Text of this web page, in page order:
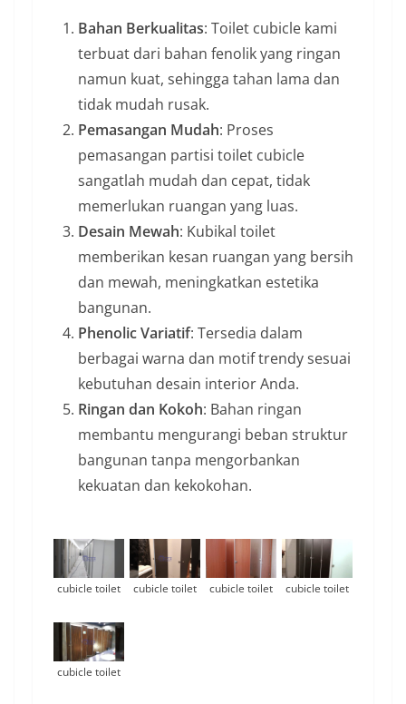
Bahan Berkualitas: Toilet cubicle kami
terbuat dari bahan fenolik yang ringan
namun kuat, sehingga tahan lama dan
tidak mudah rusak.
Pemasangan Mudah: Proses
pemasangan partisi toilet cubicle
sangatlah mudah dan cepat, tidak
memerlukan ruangan yang luas.
Desain Mewah: Kubikal toilet
memberikan kesan ruangan yang bersih
dan mewah, meningkatkan estetika
bangunan.
Phenolic Variatif: Tersedia dalam
berbagai warna dan motif trendy sesuai
kebutuhan desain interior Anda.
Ringan dan Kokoh: Bahan ringan
membantu mengurangi beban struktur
bangunan tanpa mengorbankan
kekuatan dan kekokohan.
cubicle toilet cubicle toilet cubicle toilet cubicle toilet
cubicle toilet